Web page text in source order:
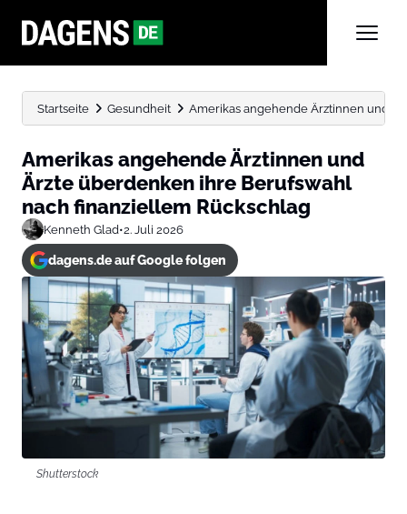
Startseite Gesundheit Amerikas angehende Ärztinnen und
Amerikas angehende Ärztinnen und
Ärzte überdenken ihre Berufswahl
nach finanziellem Rückschlag
Kenneth Glad•2. Juli 2026
dagens.de auf Google folgen
Shutterstock